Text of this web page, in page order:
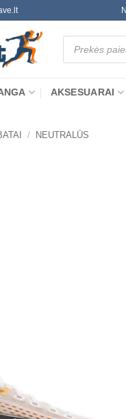
Products
search
AKSESUARAI
/ NEUTRALŪS